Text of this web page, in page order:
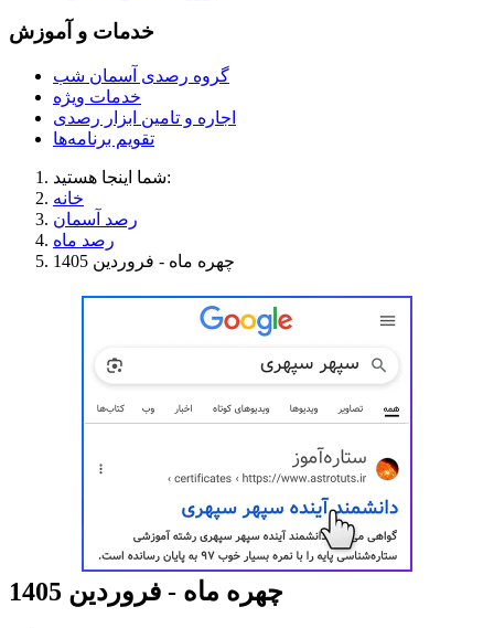
خدمات و آموزش
گروه رصدی آسمان شب
خدمات ویژه
اجاره و تامین ابزار رصدی
تقویم برنامه‌ها
شما اینجا هستید:
خانه
رصد آسمان
رصد ماه
چهره ماه - فروردین 1405
چهره ماه - فروردین 1405